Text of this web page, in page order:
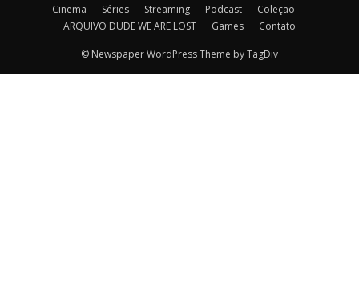
Cinema Séries Streaming Podcast
Coleção
ARQUIVO DUDE WE ARE LOST
Games Contato
© Newspaper WordPress Theme by TagDiv